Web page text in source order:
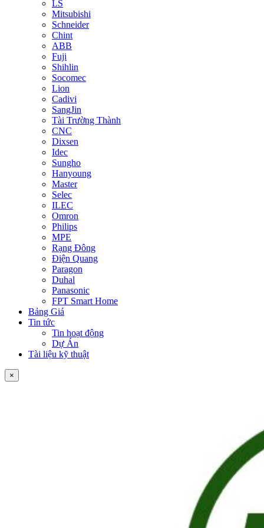
LS
Mitsubishi
Schneider
Chint
ABB
Fuji
Shihlin
Socomec
Lion
Cadivi
SangJin
Tài Trường Thành
CNC
Dixsen
Idec
Sungho
Hanyoung
Master
Selec
ILEC
Omron
Philips
MPE
Rạng Đông
Điện Quang
Paragon
Duhal
Panasonic
FPT Smart Home
Bảng Giá
Tin tức
Tin hoạt động
Dự Án
Tài liệu kỹ thuật
×